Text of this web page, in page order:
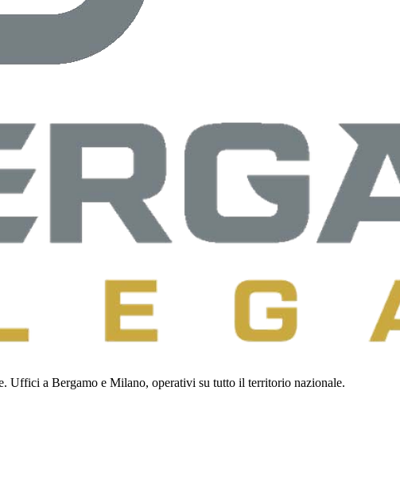
Uffici a Bergamo e Milano, operativi su tutto il territorio nazionale.